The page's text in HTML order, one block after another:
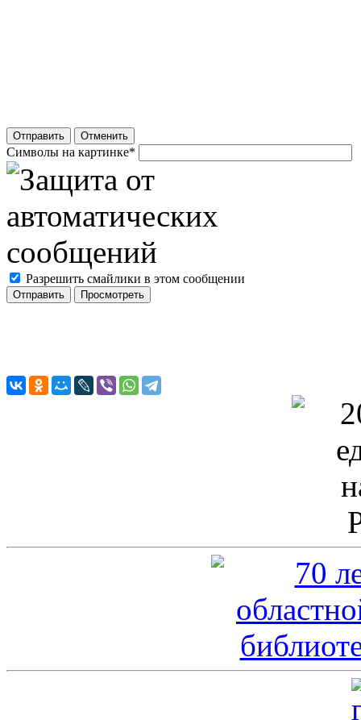
Отправить Отменить
Символы на картинке*
Разрешить смайлики в этом сообщении